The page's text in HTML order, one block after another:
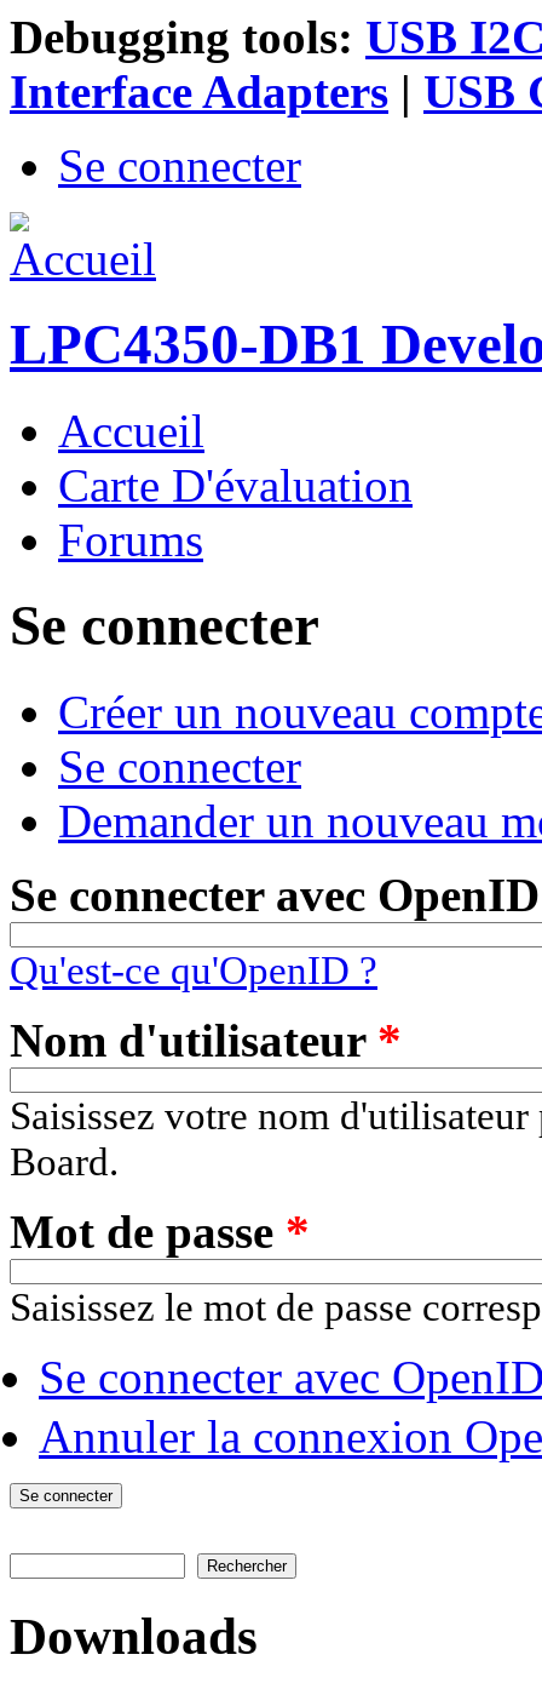
Debugging tools: USB
Interface Adapters | USB
Se connecter
LPC4350-DB1
Menu principal
Accueil
Carte D'évaluation
Forums
Se connecter
Onglets principaux
Créer un nouveau
Se connecter
Demander un nouveau
Se connecter avec OpenID
Qu'est-ce qu'OpenID ?
Nom d'utilisateur *
Saisissez votre nom
Board.
Mot de passe *
Saisissez le mot de passe
Se connecter avec
Annuler la connexion
Formulaire de recherche
Downloads